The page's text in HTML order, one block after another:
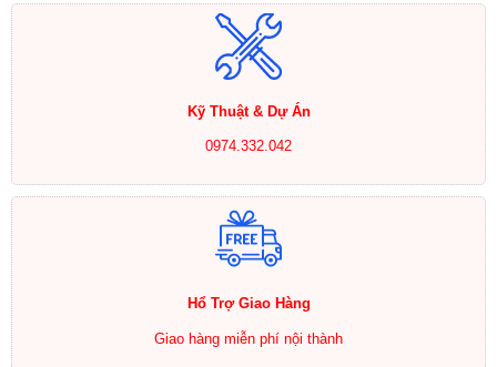
Kỹ Thuật & Dự Án
0974.332.042
Hổ Trợ Giao Hàng
Giao hàng miễn phí nội thành